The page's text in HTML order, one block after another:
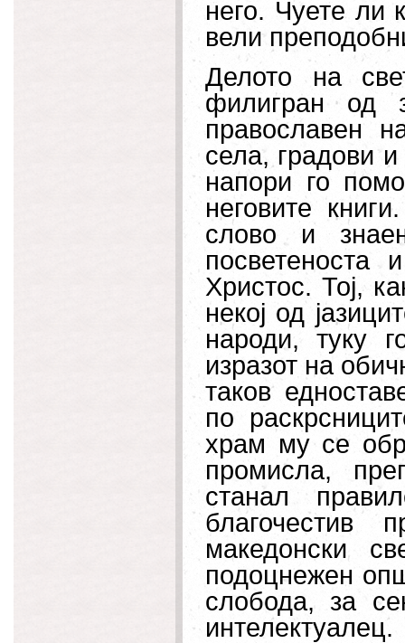
него. Чуете ли
вели
Делото на
филигран од
православен
села, градови
напори го
неговите
слово и
посветеноста
Христос. Тој,
некој од
народи, туку
изразот на
таков
по
храм му се
промисла,
станал
македонски
подоцнежен
слобода, за
интелектуалец.